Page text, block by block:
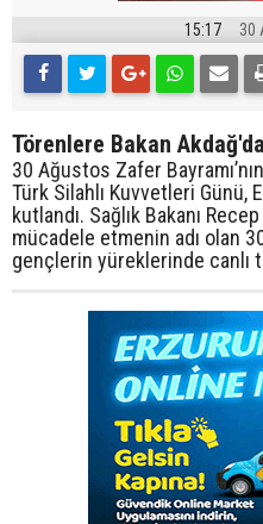
15:17 30
Törenlere Bakan
30 Ağustos Zafer
Türk Silahlı Kuvvetleri Günü,
kutlandı. Sağlık Bakanı
mücadele etmenin adı olan
gençlerin yüreklerinde canlı